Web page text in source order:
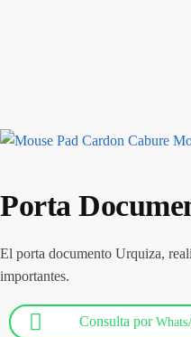
Porta
El porta documento Urquiza,
importantes.
Consulta por